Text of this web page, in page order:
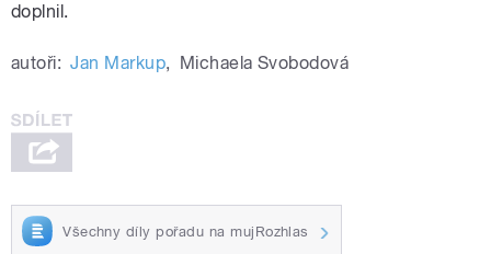
doplnil.
autoři: Jan Markup, Michaela Svobodová
Všechny díly pořadu na mujRozhlas